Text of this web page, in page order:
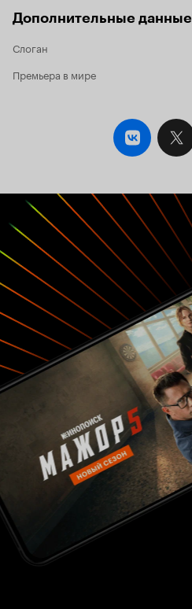
Дополнительные данные
Слоган
Премьера в мире